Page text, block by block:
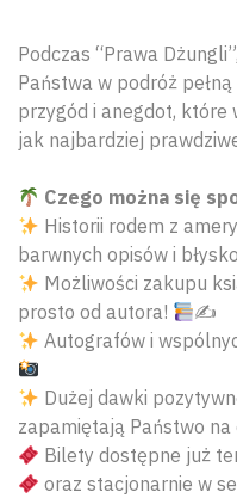
Podczas “Prawa
Państwa w podróż
przygód i anegdot, które
jak najbardziej
Czego można się
Historii rodem z
barwnych opisów i
Możliwości zakupu
prosto od autora!
✍
Autografów i
Dużej dawki
zapamiętają Państwo na
Bilety dostępne już
oraz stacjonarnie w